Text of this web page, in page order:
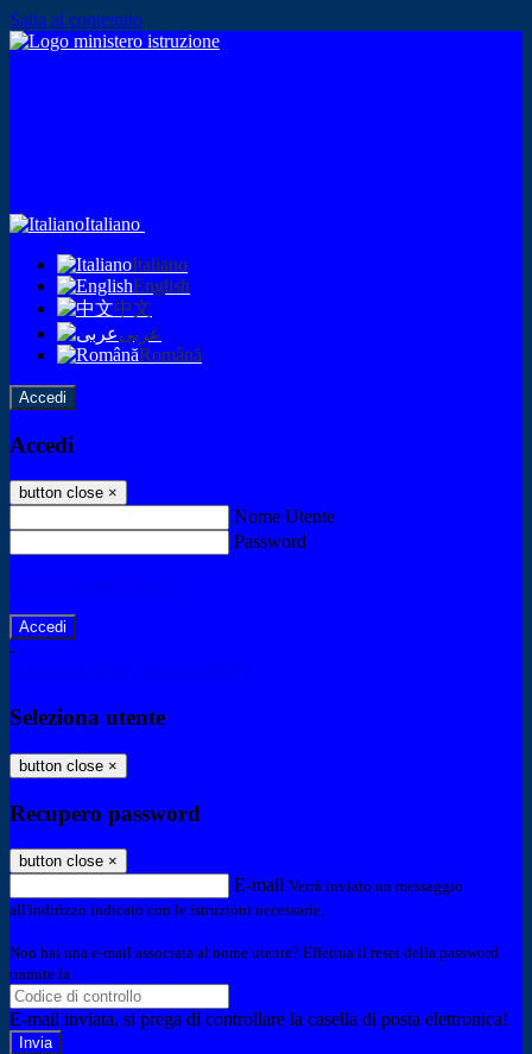
Salta al contenuto
Italiano
Italiano
English
中文
عربى
Română
Accedi
Accedi
button close ×
Nome Utente
Password
-
Seleziona utente
button close ×
Recupero password
button close ×
E-mail Verrà inviato un messaggio
all'indirizzo indicato con le istruzioni necessarie.
Non hai una e-mail associata al nome utente? Effettua il reset della password
tramite la
E-mail inviata, si prega di controllare la casella di posta elettronica!